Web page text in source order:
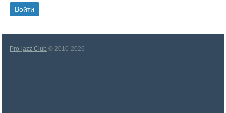
Pro-jazz Club © 2010-2026